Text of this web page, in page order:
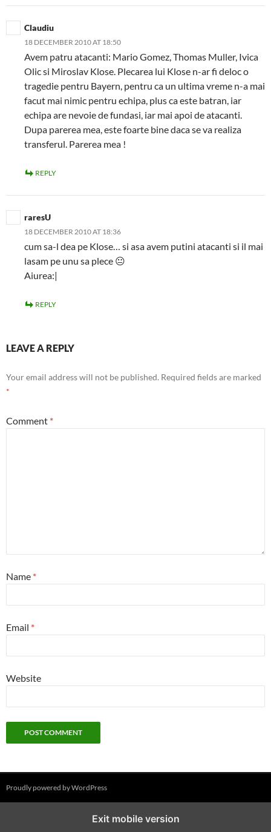
Claudiu
18 DECEMBER 2010 AT 18:50
Avem patru atacanti: Mario Gomez, Thomas Muller, Ivica
Olic si Miroslav Klose. Plecarea lui Klose n-ar fi deloc o
tragedie pentru Bayern, pentru ca un ultima vreme n-a mai
facut mai nimic pentru echipa, plus ca este batran, iar
echipa are nevoie de fundasi, iar mai apoi de atacanti.
Dupa parerea mea, este foarte bine daca se va realiza
transferul. Parerea mea !
REPLY
raresU
18 DECEMBER 2010 AT 18:36
cum sa-l dea pe Klose… si asa avem putini atacanti si il mai
lasam pe unu sa plece 😐
Aiurea:|
REPLY
LEAVE A REPLY
Your email address will not be published. Required fields are marked
*
Comment *
Name *
Email *
Website
Proudly powered by WordPress
Exit mobile version